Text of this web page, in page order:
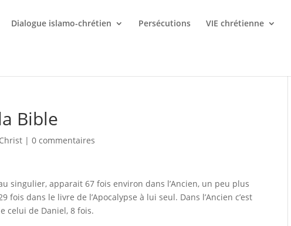
Dialogue islamo-chrétien Persécutions VIE chrétienne
Bible
|0 commentaires
singulier, apparait 67 fois environ dans l’Ancien, un peu plus
dans le livre de l’Apocalypse à lui seul. Dans l’Ancien c’est
celui de Daniel, 8 fois.